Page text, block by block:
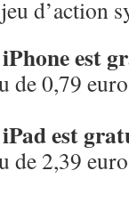
d’action
est
de 0,79
est
de 2,39